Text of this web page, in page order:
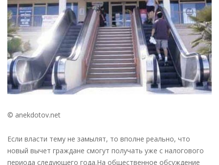
законопроекта
—
новости
налоги
© anekdotov.net
Если власти тему не замылят, то вполне реально, что
новый вычет граждане смогут получать уже с налогового
периода следующего года.На общественное обсуждение